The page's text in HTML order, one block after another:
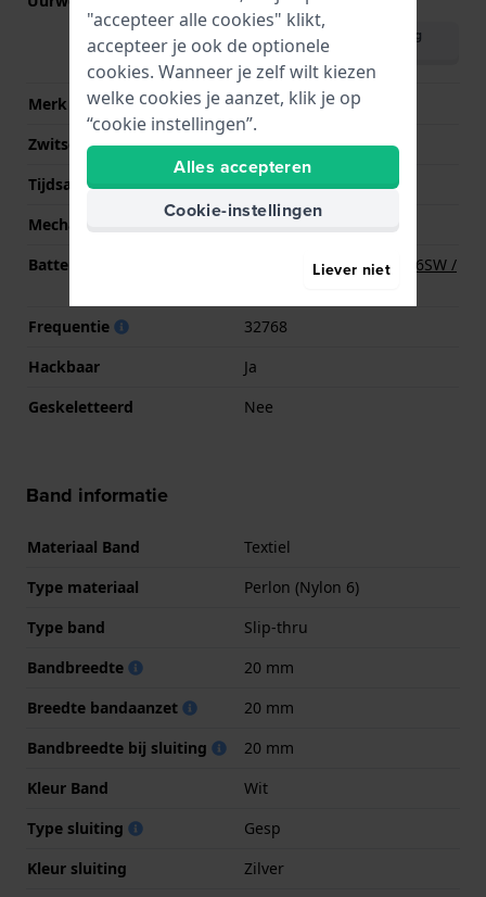
Download handleiding
(meertalig)
Merk uurwerk
Timex
Zwitsers uurwerk
Nee
Tijdsaanduiding
Analoog
Mechanisme
Quartz
Batterij
Renata R377 377 / SR626SW /
Frequentie
32768
Hackbaar
Ja
Geskeletteerd
Nee
Band informatie
Materiaal Band
Textiel
Type materiaal
Perlon (Nylon 6)
Type band
Slip-thru
Bandbreedte
20 mm
Breedte bandaanzet
20 mm
Bandbreedte bij sluiting
20 mm
Kleur Band
Wit
Type sluiting
Gesp
Kleur sluiting
Zilver
"accepteer alle cookies" klikt,
accepteer je ook de optionele
cookies. Wanneer je zelf wilt kiezen
welke cookies je aanzet, klik je op
“cookie instellingen”.
Alles accepteren
Cookie-instellingen
Liever niet